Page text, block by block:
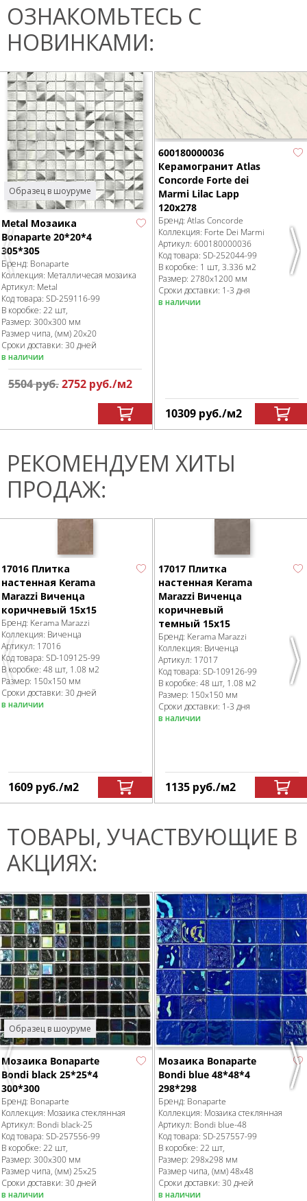
ОЗНАКОМЬТЕСЬ С
НОВИНКАМИ:
Previous
Образец в шоуруме
Metal Мозаика
Bonaparte 20*20*4
305*305
Бренд: Bonaparte
Коллекция: Металличесая мозаика
Артикул: Metal
Код товара: SD-259116-99
В коробке: 22 шт,
Размер: 300x300 мм
Размер чипа, (мм)20x20
Сроки доставки: 30 дней
в наличии
5504руб.2752 руб./м2
600180000036
Керамогранит Atlas
Concorde Forte dei
Marmi Lilac Lapp
120x278
Бренд: Atlas Concorde
Коллекция: Forte Dei Marmi
Артикул: 600180000036
Код товара: SD-252044-99
В коробке: 1 шт, 3.336 м2
Размер: 2780x1200 мм
Сроки доставки: 1-3 дня
в наличии
10309 руб./м2
РЕКОМЕНДУЕМ ХИТЫ
ПРОДАЖ:
Previous
17016 Плитка
настенная Kerama
Marazzi Виченца
коричневый 15х15
Бренд: Kerama Marazzi
Коллекция: Виченца
Артикул: 17016
Код товара: SD-109125-99
В коробке: 48 шт, 1.08 м2
Размер: 150x150 мм
Сроки доставки: 30 дней
в наличии
1609 руб./м2
17017 Плитка
настенная Kerama
Marazzi Виченца
коричневый
темный 15х15
Бренд: Kerama Marazzi
Коллекция: Виченца
Артикул: 17017
Код товара: SD-109126-99
В коробке: 48 шт, 1.08 м2
Размер: 150x150 мм
Сроки доставки: 1-3 дня
в наличии
1135 руб./м2
ТОВАРЫ, УЧАСТВУЮЩИЕ В
АКЦИЯХ:
Previous
Образец в шоуруме
Мозаика Bonaparte
Bondi black 25*25*4
300*300
Бренд: Bonaparte
Коллекция: Мозаика стеклянная
Артикул: Bondi black-25
Код товара: SD-257556-99
В коробке: 22 шт,
Размер: 300x300 мм
Размер чипа, (мм)25x25
Сроки доставки: 30 дней
в наличии
Мозаика Bonaparte
Bondi blue 48*48*4
298*298
Бренд: Bonaparte
Коллекция: Мозаика стеклянная
Артикул: Bondi blue-48
Код товара: SD-257557-99
В коробке: 22 шт,
Размер: 298x298 мм
Размер чипа, (мм)48x48
Сроки доставки: 30 дней
в наличии